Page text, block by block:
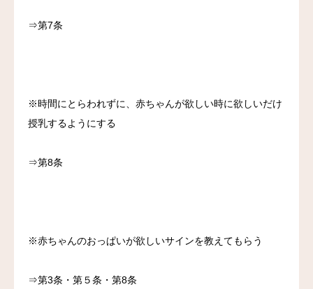
⇒第7条
※時間にとらわれずに、赤ちゃんが欲しい時に欲しいだけ
授乳するようにする
⇒第8条
※赤ちゃんのおっぱいが欲しいサインを教えてもらう
⇒第3条・第５条・第8条